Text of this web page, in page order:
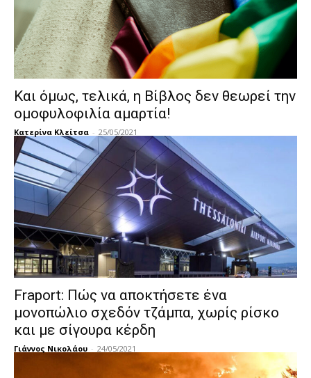
Και όμως, τελικά, η Βίβλος δεν θεωρεί την
ομοφυλοφιλία αμαρτία!
Κατερίνα Κλείτσα - 25/05/2021
Fraport: Πώς να αποκτήσετε ένα
μονοπώλιο σχεδόν τζάμπα, χωρίς ρίσκο
και με σίγουρα κέρδη
Γιάννος Νικολάου - 24/05/2021